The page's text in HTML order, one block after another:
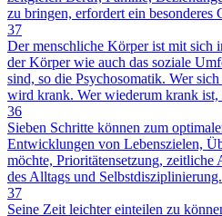
zu bringen, erfordert ein besonderes
37
Der menschliche Körper ist mit sich
der Körper wie auch das soziale
sind, so die Psychosomatik. Wer
wird krank. Wer wiederum krank
36
Sieben Schritte können zum
Entwicklungen von Lebenszielen,
möchte, Prioritätensetzung, zeitliche
des Alltags und Selbstdisziplinierung.
37
Seine Zeit leichter einteilen zu